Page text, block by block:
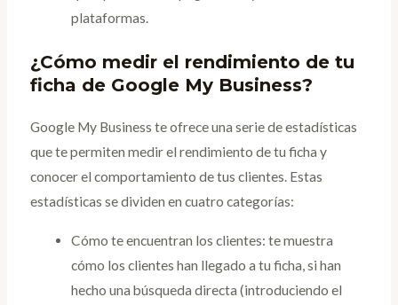
plataformas.
¿Cómo medir el rendimiento de tu
ficha de Google My Business?
Google My Business te ofrece una serie de estadísticas
que te permiten medir el rendimiento de tu ficha y
conocer el comportamiento de tus clientes. Estas
estadísticas se dividen en cuatro categorías:
Cómo te encuentran los clientes: te muestra
cómo los clientes han llegado a tu ficha, si han
hecho una búsqueda directa (introduciendo el